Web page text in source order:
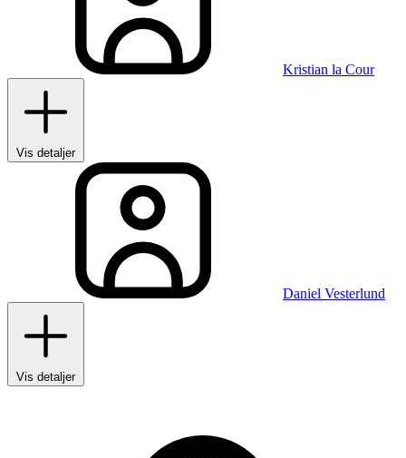
Kristian la Cour
Vis detaljer
Daniel Vesterlund
Vis detaljer